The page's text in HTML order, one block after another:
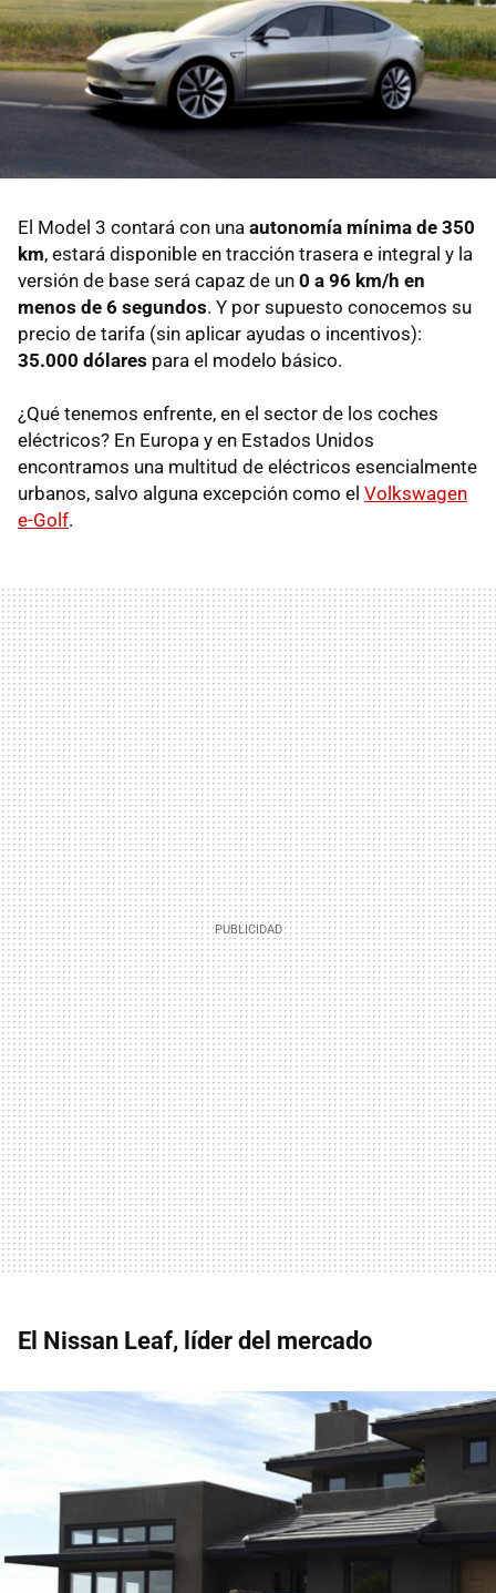
El Model 3 contará con una autonomía mínima de 350
km, estará disponible en tracción trasera e integral y la
versión de base será capaz de un 0 a 96 km/h en
menos de 6 segundos. Y por supuesto conocemos su
precio de tarifa (sin aplicar ayudas o incentivos):
35.000 dólares para el modelo básico.
¿Qué tenemos enfrente, en el sector de los coches
eléctricos? En Europa y en Estados Unidos
encontramos una multitud de eléctricos esencialmente
urbanos, salvo alguna excepción como el Volkswagen
e-Golf.
El Nissan Leaf, líder del mercado